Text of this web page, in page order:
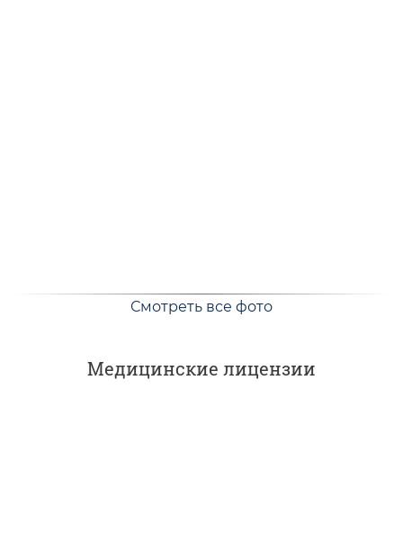
Смотреть все фото
Медицинские лицензии